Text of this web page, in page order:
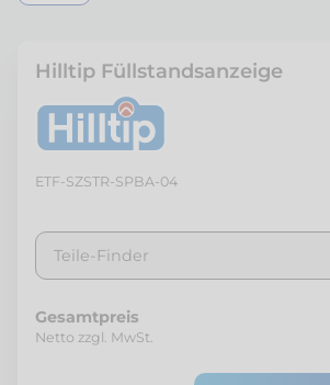
Hilltip Füllstandsanzeige
ETF-SZSTR-SPBA-04
Teile-Finder
Gesamtpreis
Netto zzgl. MwSt.